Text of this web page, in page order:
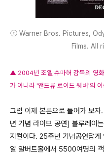
ⓒ Warner Bros. Pictures,
Films. All
▲ 2004년 조엘 슈마허 감독의 영
가 아니라 '앤드류 로이드 웨버'의
그럼 이제 본론으로 들어가 보
년 기념 라이브 공연] 블루레이
지컬이다. 25주년 기념공연답
얄 알버트홀에서 5500여명의